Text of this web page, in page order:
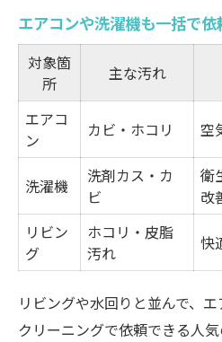
エアコンや洗濯機も一括で依
対象箇
所
主な汚れ
エアコ
ン
カビ・ホコリ 空
洗濯機
洗剤カス・カ
ビ
衛
改
リビン
グ
ホコリ・皮脂
汚れ
快
リビングや水回りと並んで、
クリーニングで依頼できる人